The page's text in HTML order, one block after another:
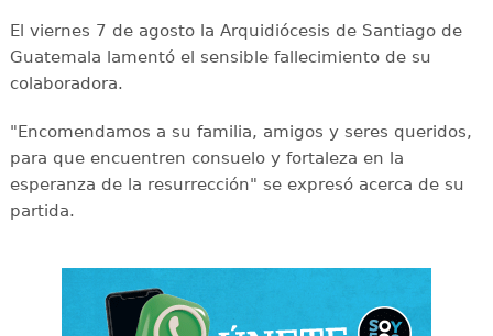
El viernes 7 de agosto la Arquidiócesis de Santiago de
Guatemala lamentó el sensible fallecimiento de su
colaboradora.
"Encomendamos a su familia, amigos y seres queridos,
para que encuentren consuelo y fortaleza en la
esperanza de la resurrección" se expresó acerca de su
partida.